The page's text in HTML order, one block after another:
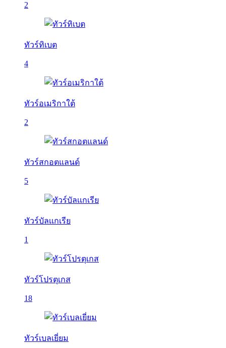
2
ทัวร์ทิเบต
4
ทัวร์อเมริกาใต้
2
ทัวร์สกอตแลนด์
5
ทัวร์บัลเเกเรีย
1
ทัวร์โปรตุเกส
18
ทัวร์เบลเยี่ยม